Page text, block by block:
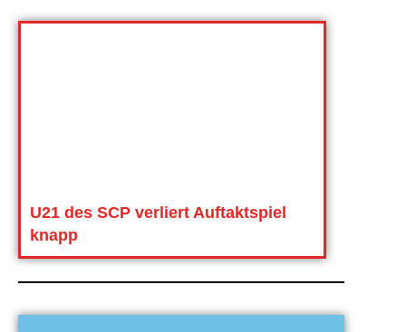
U21 des SCP verliert Auftaktspiel
knapp